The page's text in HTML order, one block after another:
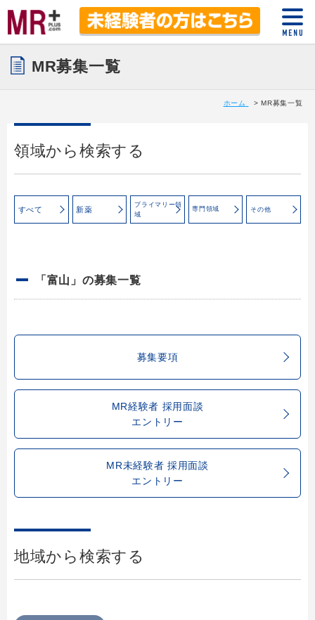
MR募集一覧
ホーム MR募集一覧
領域から検索する
すべて 新薬
プライマリー領
域
専門領域 その他
「富山」の募集一覧
募集要項
MR経験者 採用面談
エントリー
MR未経験者 採用面談
エントリー
地域から検索する